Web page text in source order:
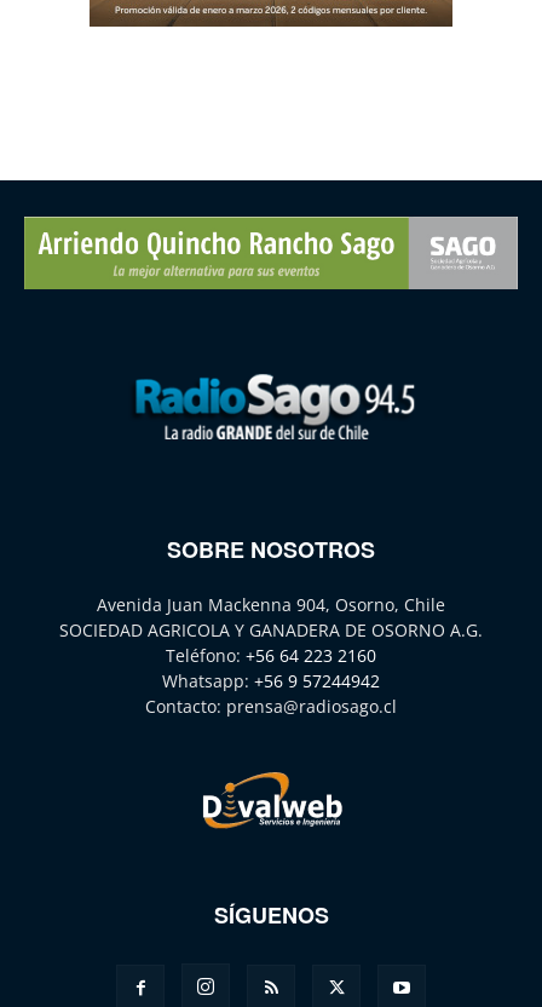
SOBRE NOSOTROS
Avenida Juan Mackenna 904, Osorno, Chile
SOCIEDAD AGRICOLA Y GANADERA DE OSORNO A.G.
Teléfono: +56 64 223 2160
Whatsapp: +56 9 57244942
Contacto: prensa@radiosago.cl
SÍGUENOS